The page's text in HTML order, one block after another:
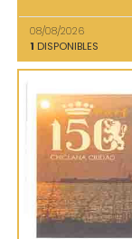
08/08/2026
1 DISPONIBLES